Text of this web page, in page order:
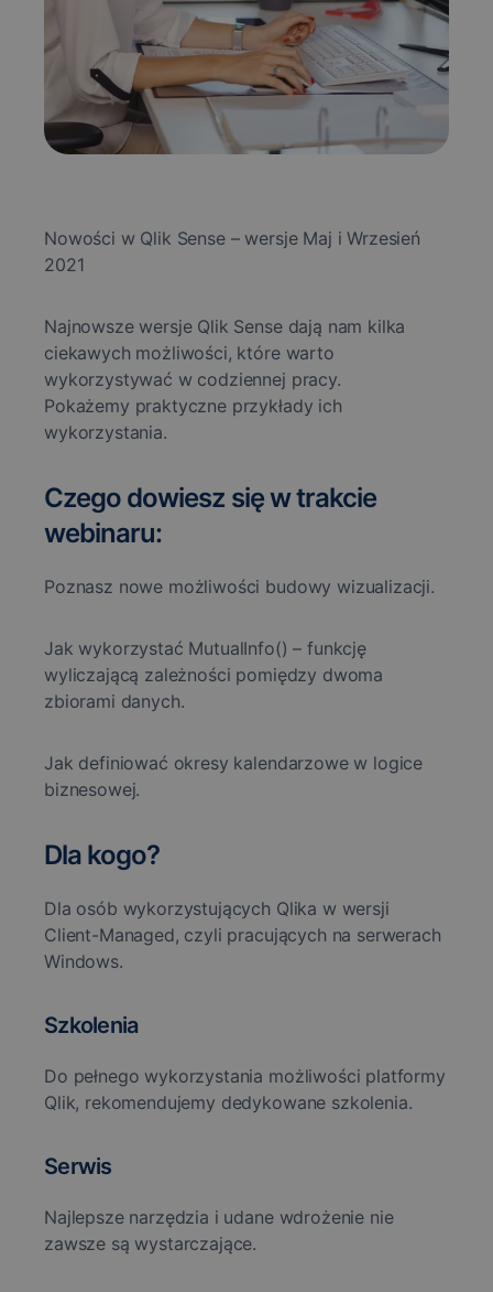
Nowości w Qlik Sense – wersje Maj i Wrzesień
2021
Najnowsze wersje Qlik Sense dają nam kilka
ciekawych możliwości, które warto
wykorzystywać w codziennej pracy.
Pokażemy praktyczne przykłady ich
wykorzystania.
Czego dowiesz się w trakcie
webinaru:
Poznasz nowe możliwości budowy wizualizacji.
Jak wykorzystać MutualInfo() – funkcję
wyliczającą zależności pomiędzy dwoma
zbiorami danych.
Jak definiować okresy kalendarzowe w logice
biznesowej.
Dla kogo?
Dla osób wykorzystujących Qlika w wersji
Client-Managed, czyli pracujących na serwerach
Windows.
Szkolenia
Do pełnego wykorzystania możliwości platformy
Qlik, rekomendujemy dedykowane szkolenia.
Serwis
Najlepsze narzędzia i udane wdrożenie nie
zawsze są wystarczające.